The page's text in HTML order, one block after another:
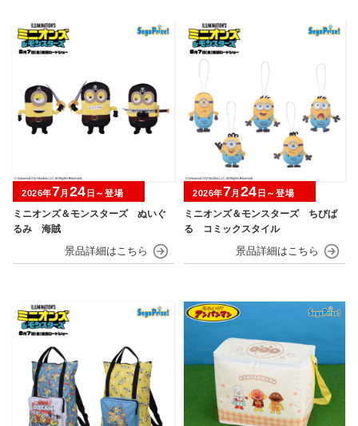
ミニオンズ＆モンスターズ ぬいぐ
るみ 海賊
2026年7月 24 日～登場
ミニオンズ＆モンスターズ ちびぱ
る コミックスタイル
2026年7月 24 日～登場